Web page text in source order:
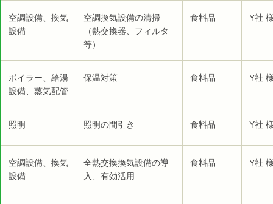
空調設備、換気
設備
空調換気設備の清掃
（熱交換器、フィルタ
等）
食料品 Y社
ボイラー、給湯
設備、蒸気配管
保温対策 食料品 Y社
照明 照明の間引き 食料品 Y社
空調設備、換気
設備
全熱交換換気設備の導
入、有効活用
食料品 Y社